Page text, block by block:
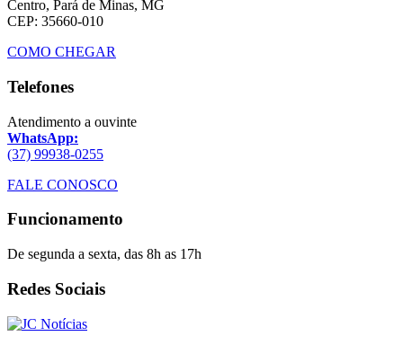
Centro, Pará de Minas, MG
CEP: 35660-010
COMO CHEGAR
Telefones
Atendimento a ouvinte
WhatsApp:
(37) 99938-0255
FALE CONOSCO
Funcionamento
De segunda a sexta, das 8h as 17h
Redes Sociais